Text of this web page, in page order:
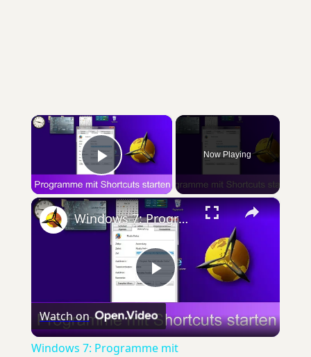
×
Play Video
Now Playing
×
Play
Video
Windows 7: Programme mit Tastenkombination / Shortcuts starten
Watch on
Windows 7: Programme mit